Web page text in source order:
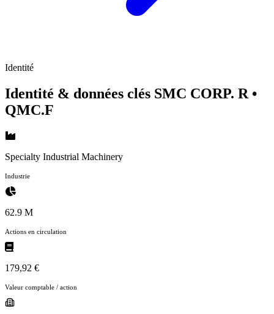
Identité
Identité & données clés SMC CORP. R •
QMC.F
Specialty Industrial Machinery
Industrie
62.9 M
Actions en circulation
179,92 €
Valeur comptable / action